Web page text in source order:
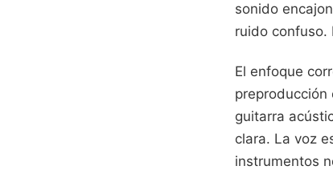
sonido
ruido confuso.
El enfoque
preproducción
guitarra
clara. La voz
instrumentos